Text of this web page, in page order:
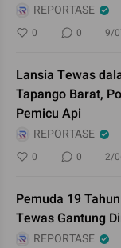
REPORTASE
0 0 9/
Lansia Tewas
Tapango Barat,
Pemicu Api
REPORTASE
0 0 2/
Pemuda 19
Tewas Gantung
REPORTASE